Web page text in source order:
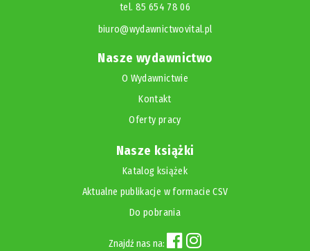
tel. 85 654 78 06
biuro@wydawnictwovital.pl
Nasze wydawnictwo
O Wydawnictwie
Kontakt
Oferty pracy
Nasze książki
Katalog książek
Aktualne publikacje w formacie CSV
Do pobrania
Znajdź nas na: